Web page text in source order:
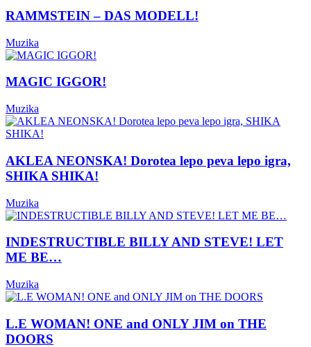
RAMMSTEIN – DAS MODELL!
Muzika
MAGIC IGGOR!
Muzika
AKLEA NEONSKA! Dorotea lepo peva lepo igra,
SHIKA SHIKA!
Muzika
INDESTRUCTIBLE BILLY AND STEVE! LET
ME BE…
Muzika
L.E WOMAN! ONE and ONLY JIM on THE
DOORS